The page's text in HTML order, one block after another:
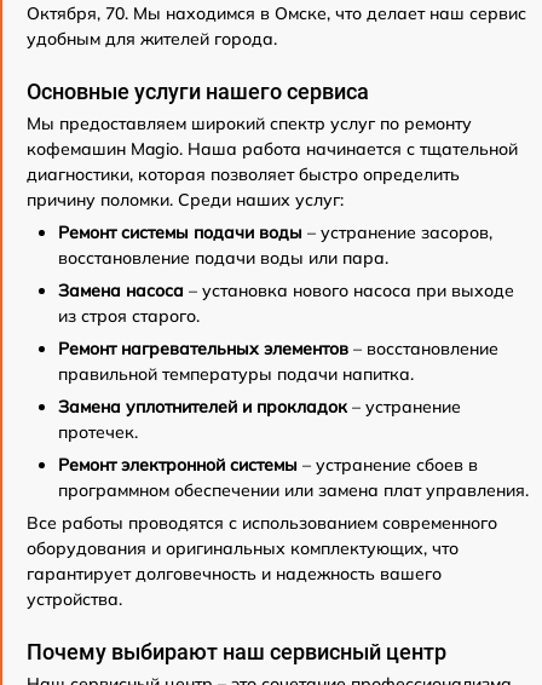
Октября, 70. Мы находимся в Омске, что делает наш сервис
удобным для жителей города.
Основные услуги нашего сервиса
Мы предоставляем широкий спектр услуг по ремонту
кофемашин Magio. Наша работа начинается с тщательной
диагностики, которая позволяет быстро определить
причину поломки. Среди наших услуг:
Ремонт системы подачи воды – устранение засоров,
восстановление подачи воды или пара.
Замена насоса – установка нового насоса при выходе
из строя старого.
Ремонт нагревательных элементов – восстановление
правильной температуры подачи напитка.
Замена уплотнителей и прокладок– устранение
протечек.
Ремонт электронной системы – устранение сбоев в
программном обеспечении или замена плат управления.
Все работы проводятся с использованием современного
оборудования и оригинальных комплектующих, что
гарантирует долговечность и надежность вашего
устройства.
Почему выбирают наш сервисный центр